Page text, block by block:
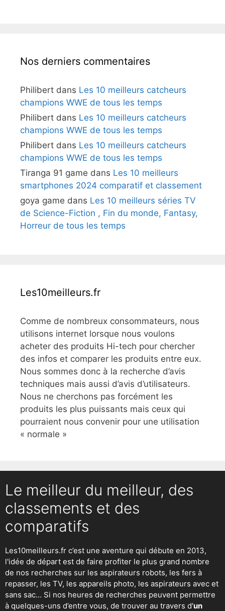
Nos derniers commentaires
Philibert dans Les 10 meilleurs catcheurs
champions WWE de tous les temps
Philibert dans Les 10 meilleurs catcheurs
champions WWE de tous les temps
Philibert dans Les 10 meilleurs catcheurs
champions WWE de tous les temps
Tiranga 91 game dans Les 10 meilleurs
smartphones 2024 comparatif et classement
goya game dans Les 10 meilleurs séries TV
de Science-Fiction , Fin du monde, Fantasy,
Horreur de tous les temps
Les10meilleurs.fr
Comme de nombreux consommateurs, nous
utilisons internet lorsque nous voulons
acheter des produits Hi-tech pour chercher
des infos et comparer les produits entre eux.
Nous sommes donc à la recherche d’avis
techniques mais aussi d’avis d’utilisateurs.
Nous ne cherchons pas forcément les
produits les plus puissants mais ceux qui
pourraient nous convenir pour une utilisation
« normale »
Le meilleur du meilleur, des
classements et des
comparatifs
Les10meilleurs.fr c’est une aventure qui débute en 2013,
l'idée de départ est de faire profiter le plus grand nombre
de nos recherches sur les aspirateurs robots, les fers à
repasser, les TV, les appareils photo, les aspirateurs avec et
sans sac… Si nos heures de recherches peuvent permettre
à quelques-uns d’entre vous, de trouver au travers d'un